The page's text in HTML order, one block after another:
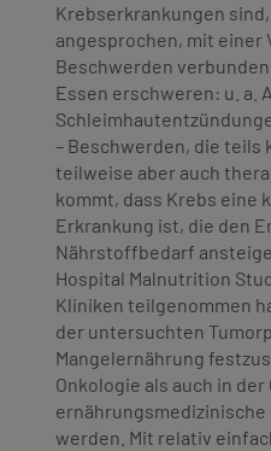
Krebserkrankungen
angesprochen, mit einer
Beschwerden
Essen erschweren: u. a.
– Beschwerden, die
teilweise aber auch
kommt, dass Krebs eine
Erkrankung ist, die den
Nährstoffbedarf
Hospital Malnutrition
Kliniken teilgenommen
der untersuchten
Mangelernährung
Onkologie als auch in
werden. Mit relativ